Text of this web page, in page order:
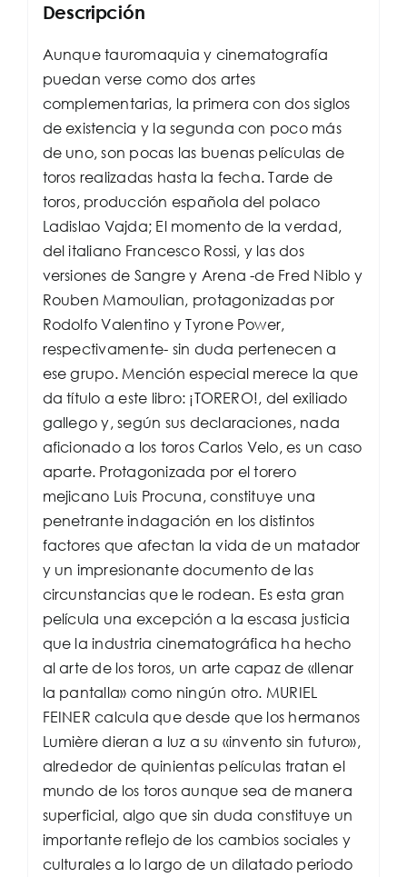
Descripción
Aunque tauromaquia y cinematografía
puedan verse como dos artes
complementarias, la primera con dos siglos
de existencia y la segunda con poco más
de uno, son pocas las buenas películas de
toros realizadas hasta la fecha. Tarde de
toros, producción española del polaco
Ladislao Vajda; El momento de la verdad,
del italiano Francesco Rossi, y las dos
versiones de Sangre y Arena -de Fred Niblo y
Rouben Mamoulian, protagonizadas por
Rodolfo Valentino y Tyrone Power,
respectivamente- sin duda pertenecen a
ese grupo. Mención especial merece la que
da título a este libro: ¡TORERO!, del exiliado
gallego y, según sus declaraciones, nada
aficionado a los toros Carlos Velo, es un caso
aparte. Protagonizada por el torero
mejicano Luis Procuna, constituye una
penetrante indagación en los distintos
factores que afectan la vida de un matador
y un impresionante documento de las
circunstancias que le rodean. Es esta gran
película una excepción a la escasa justicia
que la industria cinematográfica ha hecho
al arte de los toros, un arte capaz de «llenar
la pantalla» como ningún otro. MURIEL
FEINER calcula que desde que los hermanos
Lumière dieran a luz a su «invento sin futuro»,
alrededor de quinientas películas tratan el
mundo de los toros aunque sea de manera
superficial, algo que sin duda constituye un
importante reflejo de los cambios sociales y
culturales a lo largo de un dilatado periodo